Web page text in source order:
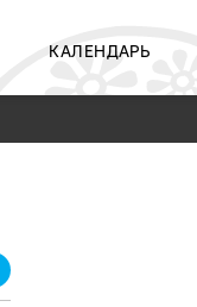
КАЛЕНДАРЬ